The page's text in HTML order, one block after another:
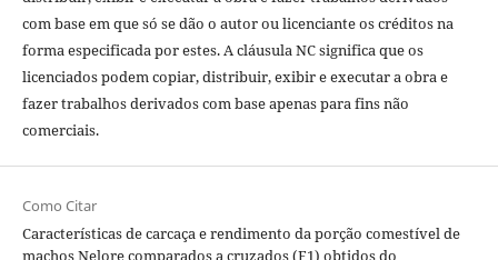
com base em que só se dão o autor ou licenciante os créditos na
forma especificada por estes. A cláusula NC significa que os
licenciados podem copiar, distribuir, exibir e executar a obra e
fazer trabalhos derivados com base apenas para fins não
comerciais.
Como Citar
Características de carcaça e rendimento da porção comestível de
machos Nelore comparados a cruzados (F1) obtidos do